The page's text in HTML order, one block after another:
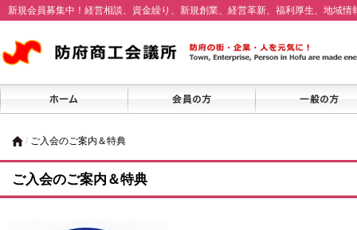
新規会員募集中！経営相談、資金繰り、新規創業、経営革新、福利厚生、地域
/ ご入会のご案内＆特典
ご入会のご案内＆特典